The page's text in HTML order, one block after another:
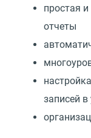
простая
отчеты
записей